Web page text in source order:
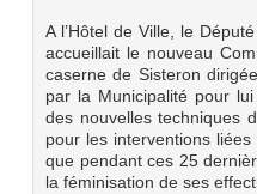
A l’Hôtel de Ville, le
accueillait le nouveau
caserne de Sisteron
par la Municipalité pour
des nouvelles techniques
pour les interventions
que pendant ces 25
la féminisation de ses